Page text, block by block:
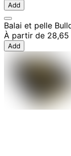
Add
Balai et pelle
À partir de 28,65
Add